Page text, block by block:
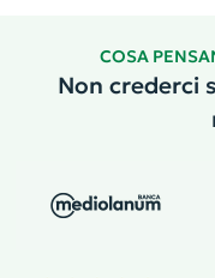
COSA
Non crederci